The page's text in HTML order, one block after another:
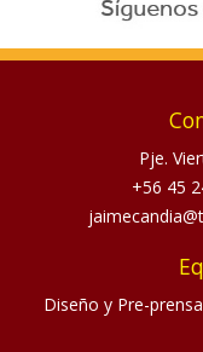
Pje.
+56 45
Diseño y Pre-